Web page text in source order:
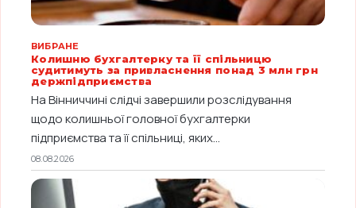
ВИБРАНЕ
Колишню бухгалтерку та її спільницю
судитимуть за привласнення понад 3 млн грн
держпідприємства
На Вінниччині слідчі завершили розслідування
щодо колишньої головної бухгалтерки
підприємства та її спільниці, яких...
08.08.2026